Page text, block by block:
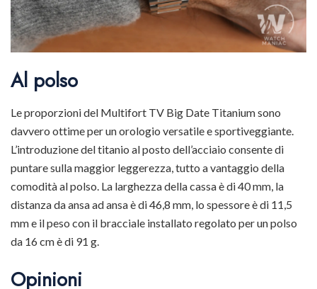
Al polso
Le proporzioni del Multifort TV Big Date Titanium sono
davvero ottime per un orologio versatile e sportiveggiante.
L’introduzione del titanio al posto dell’acciaio consente di
puntare sulla maggior leggerezza, tutto a vantaggio della
comodità al polso. La larghezza della cassa è di 40 mm, la
distanza da ansa ad ansa è di 46,8 mm, lo spessore è di 11,5
mm e il peso con il bracciale installato regolato per un polso
da 16 cm è di 91 g.
Opinioni